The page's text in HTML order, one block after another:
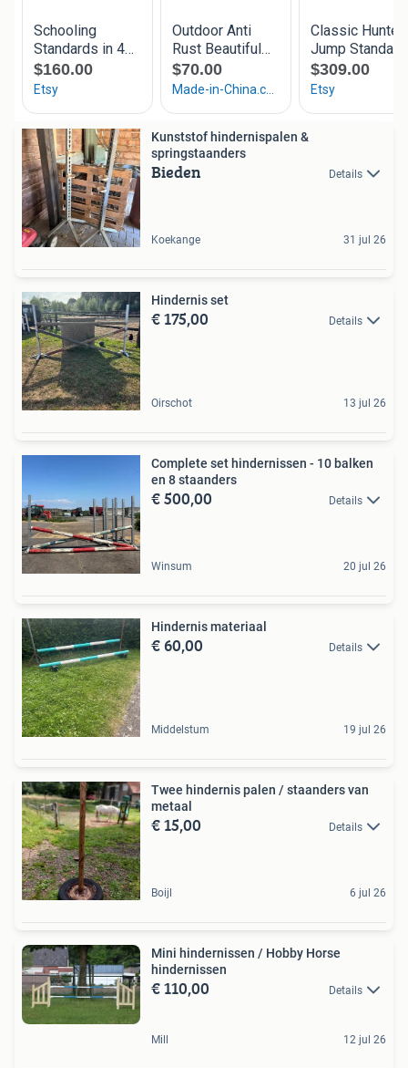
Kunststof hindernispalen &
springstaanders
Bieden Details
Koekange 31 jul 26
Hindernis set
€ 175,00 Details
Oirschot 13 jul 26
Complete set hindernissen - 10 balken
en 8 staanders
€ 500,00 Details
Winsum 20 jul 26
Hindernis materiaal
€ 60,00 Details
Middelstum 19 jul 26
Twee hindernis palen / staanders van
metaal
€ 15,00 Details
Boijl 6 jul 26
Mini hindernissen / Hobby Horse
hindernissen
€ 110,00 Details
Mill 12 jul 26